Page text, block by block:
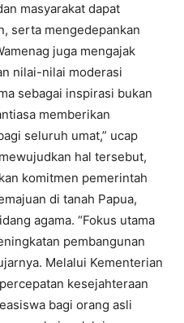
masyarakat dapat
serta mengedepankan
juga mengajak
nilai-nilai moderasi
sebagai inspirasi bukan
memberikan
seluruh umat,” ucap
hal tersebut,
komitmen pemerintah
di tanah Papua,
agama. “Fokus utama
pembangunan
Melalui Kementerian
kesejahteraan
bagi orang asli